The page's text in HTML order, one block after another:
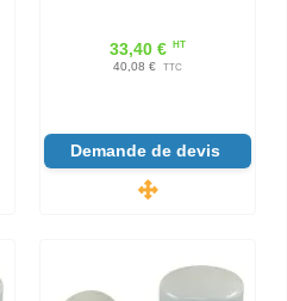
33,40 € HT
40,08 € TTC
Demande de devis